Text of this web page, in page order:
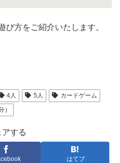
び方をご紹介いたします。
4人 5人
カードゲーム
）
アする
はてブ